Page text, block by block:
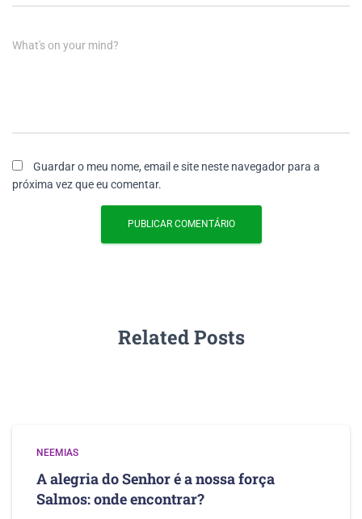
What's on your mind?
Guardar o meu nome, email e site neste navegador para a
próxima vez que eu comentar.
Related Posts
NEEMIAS
A alegria do Senhor é a nossa força
Salmos: onde encontrar?